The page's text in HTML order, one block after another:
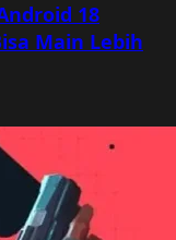
18
Main Lebih